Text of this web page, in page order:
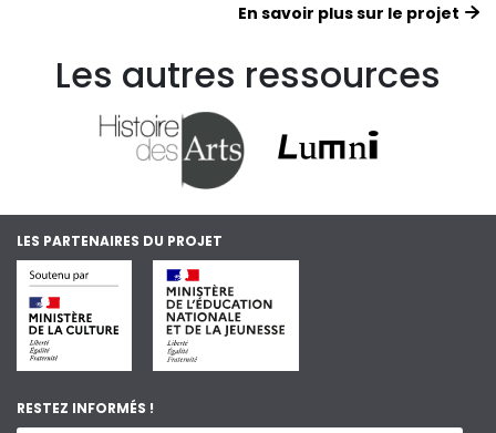
En savoir plus sur le projet
Les autres ressources
LES PARTENAIRES DU PROJET
RESTEZ INFORMÉS !